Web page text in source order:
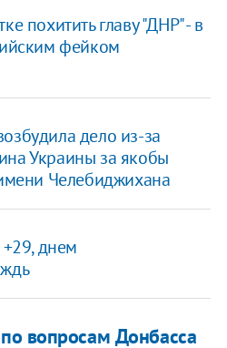
похитить главу "ДНР" - в
фейком
дело из-за
Украины за якобы
Челебиджихана
днем
вопросам Донбасса